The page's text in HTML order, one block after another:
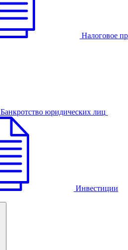
Налоговое
Банкротство юридических лиц
Инвестиции